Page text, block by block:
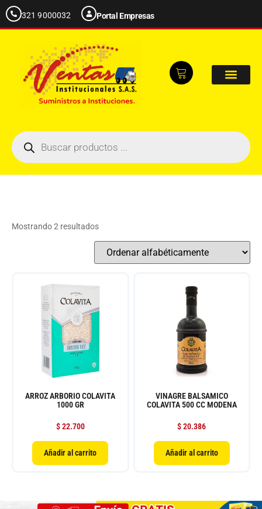
321 9000032 Portal Empresas
Mostrando 2 resultados
ARROZ ARBORIO COLAVITA
1000 GR
$22.700
Añadir al carrito
VINAGRE BALSAMICO
COLAVITA 500 CC MODENA
$20.386
Añadir al carrito